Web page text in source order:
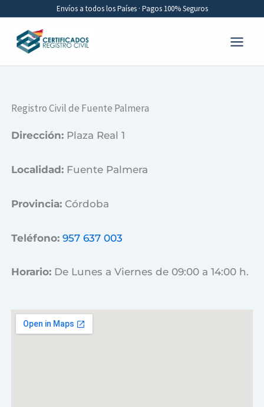
contenido
Envíos a todos los Países · Pagos 100% Seguros
Registro Civil de Fuente Palmera
Dirección: Plaza Real 1
Localidad: Fuente Palmera
Provincia: Córdoba
Teléfono: 957 637 003
Horario: De Lunes a Viernes de 09:00 a 14:00 h.